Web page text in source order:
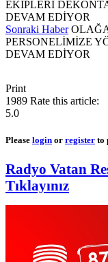
EKİPLERİ
DEVAM EDİYOR
Sonraki Haber
PERSONELİMİZE
DEVAM EDİYOR
Print
1989 Rate this article:
5.0
Please login or register to
Radyo Vatan
Tıklayınız